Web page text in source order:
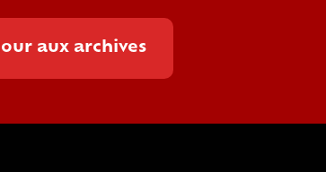
aux archives